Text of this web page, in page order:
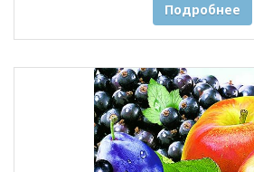
Подробнее